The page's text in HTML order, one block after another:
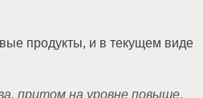
продукты, и в текущем виде
притом на уровне повыше,